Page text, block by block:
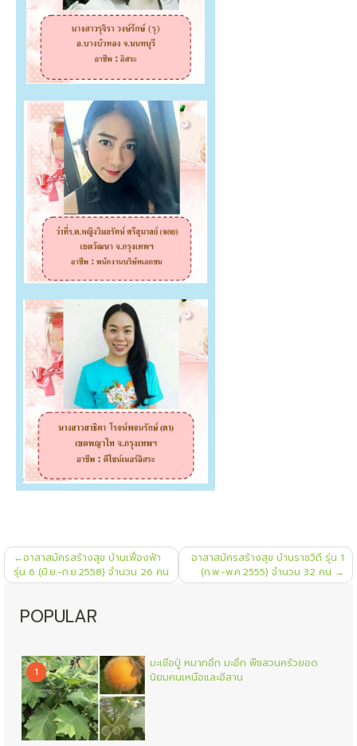
แนะแนว
เรื่อง
อาสาสมัครสร้างสุข บ้านเฟื่องฟ้า
รุ่น 6 (มิ.ย.-ก.ย.2558) จำนวน 26 คน
อาสาสมัครสร้างสุข บ้านราชวิถี รุ่น 1
(ก.พ.-พ.ค.2555) จำนวน 32 คน
POPULAR
1
มะเขือปู่ หมากอึก มะอึก พืชสวนครัวยอด
นิยมคนเหนือและอีสาน